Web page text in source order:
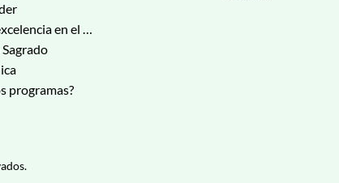
El corazón de la excelencia en el servicio
programas?